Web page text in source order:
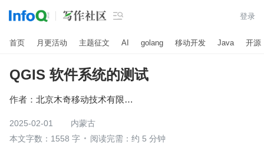
 登录
首页 月更活动 主题征文 AI golang 移动开发 Java 开源
QGIS 软件系统的测试
作者： 北京木奇移动技术有限公司
2025-02-01
内蒙古
本文字数：1558 字
阅读完需：约 5 分钟